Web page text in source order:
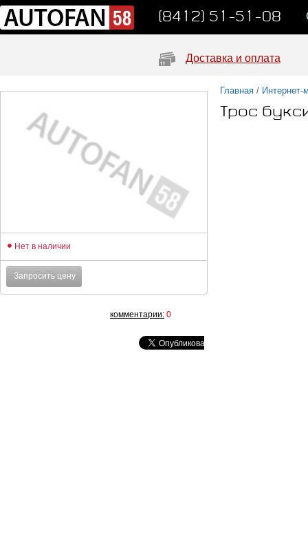
(8412) 51-51-08
Доставка и оплата
Главная / Интернет-
Трос
Нет в наличии
Запросить цену
комментарии: 0